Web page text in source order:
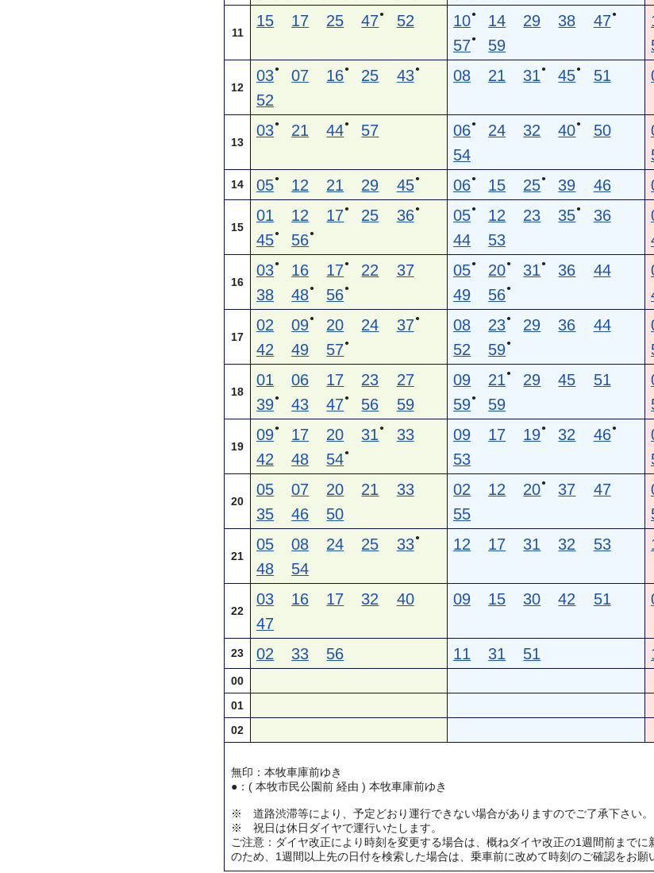
11
15 17 25 47● 52 10● 14 29 38 47 ●
57● 59
12
03● 07 16● 25 43 ●
52
08 21 31 ● 45● 51
13
03● 21 44● 57 06● 24 32 40●
50
54
14 05● 12 21 29 45 ● 06● 15 25● 39 46
15
01 12 17● 25 36 ●
45● 56●
05● 12 23 35●
36
44
53
16
03● 16 17● 22
37
38
48● 56●
05● 20● 31 ● 36
44
49
56●
17
02 09● 20 24 37 ●
42 49 57●
08 23● 29 36
44
52
59●
18
01 06 17 23
27
39● 43 47● 56 59
09 21 ● 29 45
51
59● 59
19
09● 17 20 31 ●
33
42
48 54●
09 17 19● 32 46 ●
53
20
05 07 20 21
33
35
46 50
02 12 20● 37
47
55
21
05 08 24 25 33 ●
48 54
12 17 31 32 53
22
03 16 17 32
40
47
09 15 30 42 51
23 02 33 56 11 31 51
00
01
02
無印：本牧車庫前ゆき
●：( 本牧市民公園前 経由 ) 本牧車庫前ゆき
※ 道路渋滞等により、予定どおり運行できない場合がありますのでご了承下さい。
※ 祝日は休日ダイヤで運行いたします。
ご注意：ダイヤ改正により時刻を変更する場合は、概ねダイヤ改正の1週間前まで
のため、1週間以上先の日付を検索した場合は、乗車前に改めて時刻のご確認をお願